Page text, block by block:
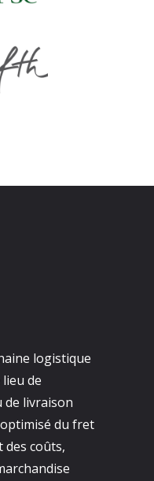
logistique
de
de livraison
du fret
des coûts,